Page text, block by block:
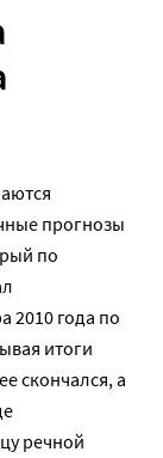
прогнозы
по
2010 года по
итоги
скончался, а
речной